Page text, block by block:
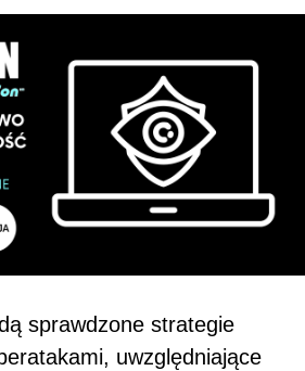
sprawdzone strategie
uwzględniające